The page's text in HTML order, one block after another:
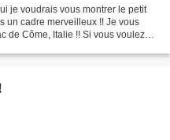
je voudrais vous montrer le petit
un cadre merveilleux !! Je vous
de Côme, Italie !! Si vous voulez